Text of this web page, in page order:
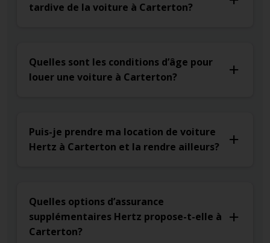
tardive de la voiture à Carterton?
Quelles sont les conditions d’âge pour
louer une voiture à Carterton?
Puis-je prendre ma location de voiture
Hertz à Carterton et la rendre ailleurs?
Quelles options d’assurance
supplémentaires Hertz propose-t-elle à
Carterton?